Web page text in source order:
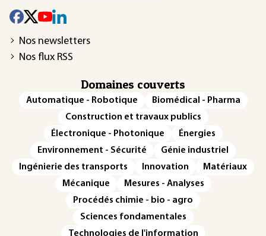
Nos newsletters
Nos flux RSS
Domaines couverts
Automatique - Robotique
Biomédical - Pharma
Construction et travaux publics
Électronique - Photonique
Énergies
Environnement - Sécurité
Génie industriel
Ingénierie des transports
Innovation
Matériaux
Mécanique
Mesures - Analyses
Procédés chimie - bio - agro
Sciences fondamentales
Technologies de l'information